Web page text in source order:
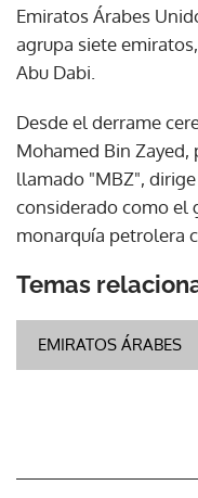
Emiratos Árabes
agrupa siete
Abu Dabi.
Desde el derrame
Mohamed Bin Zayed,
llamado "MBZ",
considerado como el
monarquía petrolera
Temas
EMIRATOS ÁRABES